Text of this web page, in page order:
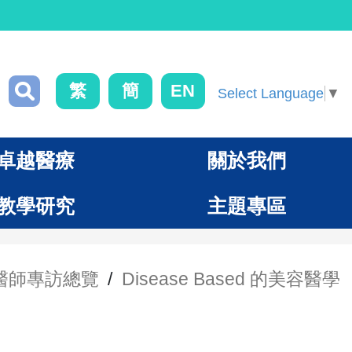
繁 簡 EN Select Language ▼
越醫療 關於我們
學研究 主題專區
師專訪總覽 / Disease Based 的美容醫學